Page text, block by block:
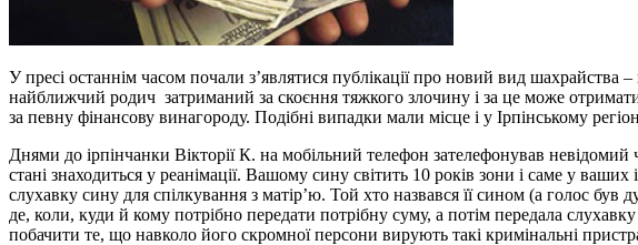
У пресі останнім часом почали з’являтися публікації про новий вид
найближчий родич затриманий за скоєння тяжкого злочину і за це може
за певну фінансову винагороду. Подібні випадки мали місце і у Ірпінському
Днями до ірпінчанки Вікторії К. на мобільний телефон зателефонував
стані знаходиться у реанімації. Вашому сину світить 10 років зони і саме у
слухавку сину для спілкування з матір’ю. Той хто назвався її сином (а голос
де, коли, куди й кому потрібно передати потрібну суму, а потім передала
побачити те, що навколо його скромної персони вирують такі кримінальні